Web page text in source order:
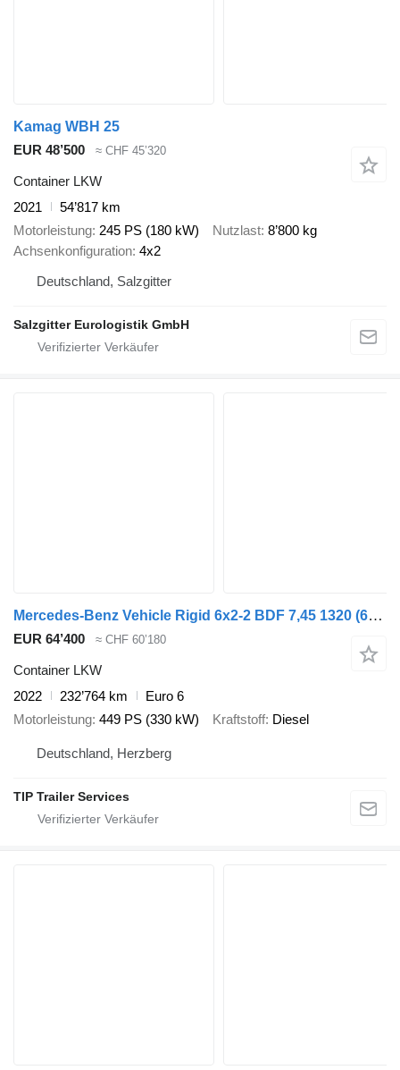
Kamag WBH 25
EUR 48’500
≈ CHF 45’320
Container LKW
2021
54’817 km
Motorleistung 245 PS (180 kW) Nutzlast 8’800 kg
Achsenkonfiguration 4x2
Deutschland, Salzgitter
Salzgitter Eurologistik GmbH
Mercedes-Benz Vehicle Rigid 6x2-2 BDF 7,45 1320 (646527)
EUR 64’400
≈ CHF 60’180
Container LKW
2022
232’764 km
Euro 6
Motorleistung 449 PS (330 kW) Kraftstoff Diesel
Deutschland, Herzberg
TIP Trailer Services